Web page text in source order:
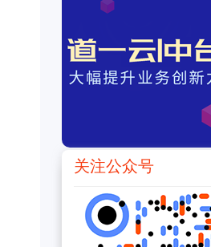
推荐阅读
以太
关注公众号